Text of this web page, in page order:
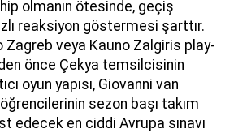
olmanın ötesinde, geçiş
reaksiyon göstermesi şarttır.
Zagreb veya Kauno Zalgiris play-
önce Çekya temsilcisinin
oyun yapısı, Giovanni van
sezon başı takım
edecek en ciddi Avrupa sınavı